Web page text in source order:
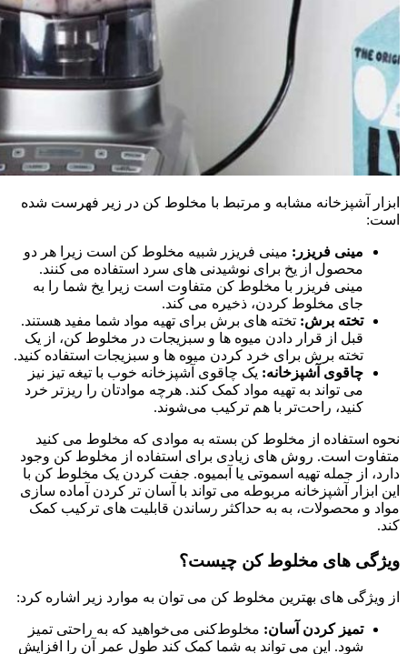
ابزار آشپزخانه مشابه و مرتبط با مخلوط کن در زیر فهرست شده
است:
مینی فریزر: مینی فریزر شبیه مخلوط کن است زیرا هر دو
محصول از یخ برای نوشیدنی های سرد استفاده می کنند.
مینی فریزر با مخلوط کن متفاوت است زیرا یخ شما را به
جای مخلوط کردن، ذخیره می کند.
تخته برش: تخته های برش برای تهیه مواد شما مفید هستند.
قبل از قرار دادن میوه ها و سبزیجات در مخلوط کن، از یک
تخته برش برای خرد کردن میوه ها و سبزیجات استفاده کنید.
چاقوی آشپزخانه: یک چاقوی آشپزخانه خوب با تیغه تیز نیز
می تواند به تهیه مواد کمک کند. هرچه موادتان را ریزتر خرد
کنید، راحت‌تر با هم ترکیب می‌شوند.
نحوه استفاده از مخلوط کن بسته به موادی که مخلوط می کنید
متفاوت است. روش های زیادی برای استفاده از مخلوط کن وجود
دارد، از جمله تهیه اسموتی یا آبمیوه. جفت کردن یک مخلوط کن با
این ابزار آشپزخانه مربوطه می تواند با آسان تر کردن آماده سازی
مواد و محصولات، به به حداکثر رساندن قابلیت های ترکیب کمک
کند.
ویژگی های مخلوط کن چیست؟
از ویژگی های بهترین مخلوط کن می توان به موارد زیر اشاره کرد:
تمیز کردن آسان: مخلوط‌کنی می‌خواهید که به راحتی تمیز
شود. این می تواند به شما کمک کند طول عمر آن را افزایش